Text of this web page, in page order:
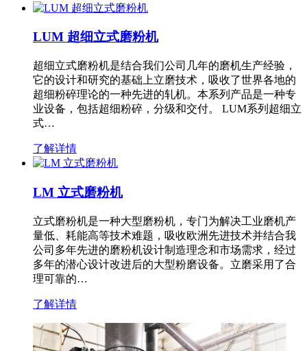
LUM 超细立式磨粉机
超细立式磨粉机是结合我们公司几年的磨机生产经验，
它的设计和研究的基础上立磨技术，吸收了世界各地的
超细粉碎理论的一种先进的轧机。本系列产品是一种专
业设备，包括超细粉碎，分级和交付。 LUM系列超细立
式…
了解详情
LM 立式磨粉机
立式磨粉机是一种大型磨粉机，专门为解决工业磨机产
量低、耗能高等技术难题，吸收欧洲先进技术并结合我
公司多年先进的磨粉机设计制造理念和市场需求，经过
多年的潜心设计改进后的大型粉磨设备。立磨采用了合
理可靠的…
了解详情